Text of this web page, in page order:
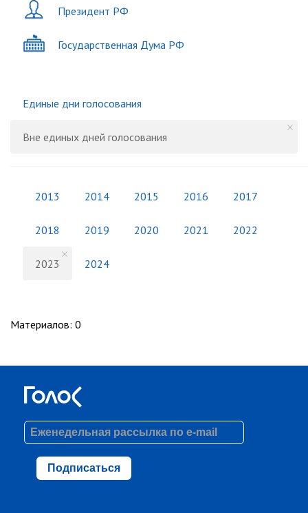
Президент РФ
Государственная Дума РФ
Единые дни голосования
Вне единых дней голосования
2013 2014 2015 2016 2017
2018 2019 2020 2021 2022
2023 2024
Материалов: 0
Подписаться